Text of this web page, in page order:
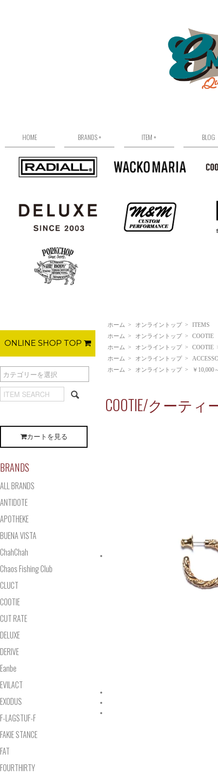
HOME BRANDS + ITEM + BLOG
ホーム > オンライントップ >
ITEMS
ホーム > オンライントップ >
COOTIE
ホーム > オンライントップ > COOTIE
ホーム > オンライントップ >
ホーム > オンライントップ > ￥10,000
COOTIE/クーティー
ONLINE SHOP TOP
カートを見る
BRANDS
ALL BRANDS
ANTIDOTE
APOTHEKE
BUENA VISTA
ChahChah
Chaos Fishing Club
CLUCT
COOTIE
CUT RATE
DELUXE
DERIVE
Eanbe
EVILACT
EXODUS
F-LAGSTUF-F
FAKIE STANCE
FAT
FOURTHIRTY